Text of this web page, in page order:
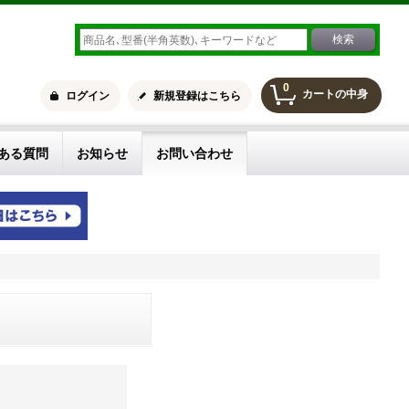
0 カートの中身
ログイン 新規登録はこちら
る質問 お知らせ お問い合わせ